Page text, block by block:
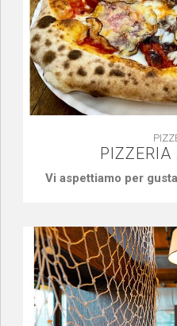
PIZZERIA
Vi aspettiamo per